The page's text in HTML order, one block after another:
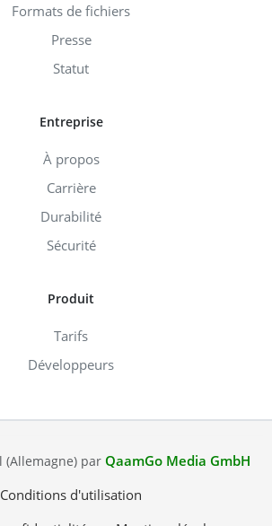
Formats de fichiers
Presse
Statut
Entreprise
À propos
Carrière
Durabilité
Sécurité
Produit
Tarifs
Développeurs
(Allemagne) par QaamGo Media GmbH
Conditions d'utilisation